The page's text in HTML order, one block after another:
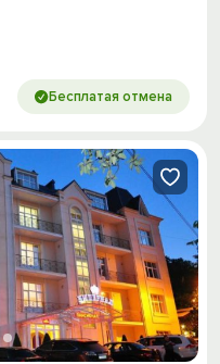
Бесплатая отмена